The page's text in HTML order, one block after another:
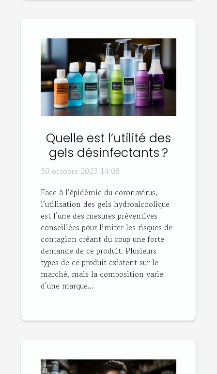
Quelle est l’utilité des
gels désinfectants ?
30 octobre 2023 14:08
Face à l’épidémie du coronavirus,
l’utilisation des gels hydroalcoolique
est l’une des mesures préventives
conseillées pour limiter les risques de
contagion créant du coup une forte
demande de ce produit. Plusieurs
types de ce produit existent sur le
marché, mais la composition varie
d’une marque...